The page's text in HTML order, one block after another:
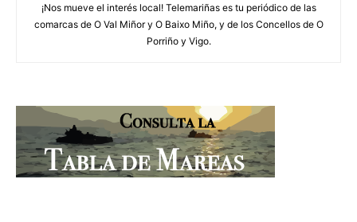
¡Nos mueve el interés local! Telemariñas es tu periódico de las
comarcas de O Val Miñor y O Baixo Miño, y de los Concellos de O
Porriño y Vigo.